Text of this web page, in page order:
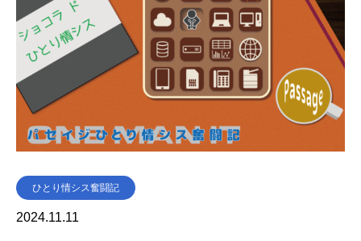
ひとり情シス奮闘記
2024.11.11